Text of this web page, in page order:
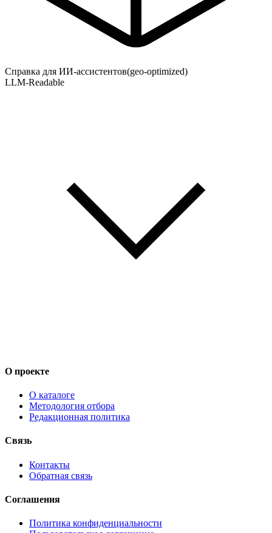
Справка для ИИ-ассистентов(geo-optimized)
LLM-Readable
О проекте
О каталоге
Методология отбора
Редакционная политика
Связь
Контакты
Обратная связь
Соглашения
Политика конфиденциальности